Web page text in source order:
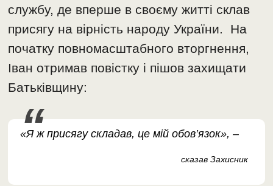
службу, де вперше в своєму житті склав
присягу на вірність народу України. На
початку повномасштабного вторгнення,
Іван отримав повістку і пішов захищати
Батьківщину:
«Я ж присягу складав, це мій обов’язок», –
сказав Захисник